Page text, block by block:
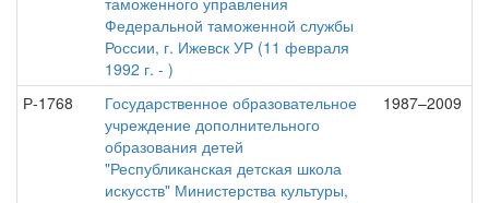
Федеральной таможенной службы
России, г. Ижевск УР (11 февраля
1992 г. - )
Р-1768
Государственное образовательное
учреждение дополнительного
образования детей
"Республиканская детская школа
искусств" Министерства культуры,
1987–2009